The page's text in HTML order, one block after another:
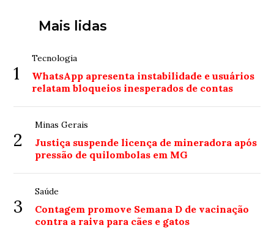
Mais lidas
1
Tecnologia
WhatsApp apresenta instabilidade e usuários
relatam bloqueios inesperados de contas
2
Minas Gerais
Justiça suspende licença de mineradora após
pressão de quilombolas em MG
3
Saúde
Contagem promove Semana D de vacinação
contra a raiva para cães e gatos